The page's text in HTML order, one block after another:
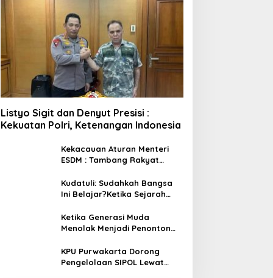
Listyo Sigit dan Denyut Presisi :
Kekuatan Polri, Ketenangan Indonesia
Kekacauan Aturan Menteri
ESDM : Tambang Rakyat
Berkali-kali
Kudatuli: Sudahkah Bangsa
Ini Belajar?Ketika Sejarah
tetapi untuk Dihayati
Ketika Generasi Muda
Menolak Menjadi Penonton
Cockroach di India
KPU Purwakarta Dorong
Pengelolaan SIPOL Lewat